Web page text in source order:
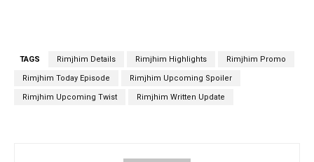
TAGS Rimjhim Details Rimjhim Highlights Rimjhim Promo
Rimjhim Today Episode Rimjhim Upcoming Spoiler
Rimjhim Upcoming Twist Rimjhim Written Update